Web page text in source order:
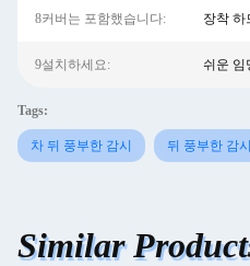
8커버는 포함했습니다: 장착 하
9설치하세요: 쉬운 임
Tags:
차 뒤 풍부한 감시 뒤 풍부한 감시
Similar